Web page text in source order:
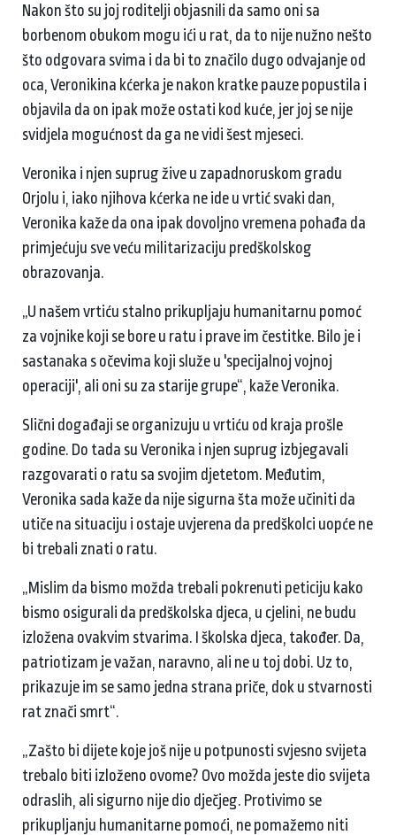
Nakon što su joj roditelji objasnili da samo oni sa
borbenom obukom mogu ići u rat, da to nije nužno nešto
što odgovara svima i da bi to značilo dugo odvajanje od
oca, Veronikina kćerka je nakon kratke pauze popustila i
objavila da on ipak može ostati kod kuće, jer joj se nije
svidjela mogućnost da ga ne vidi šest mjeseci.
Veronika i njen suprug žive u zapadnoruskom gradu
Orjolu i, iako njihova kćerka ne ide u vrtić svaki dan,
Veronika kaže da ona ipak dovoljno vremena pohađa da
primjećuju sve veću militarizaciju predškolskog
obrazovanja.
„U našem vrtiću stalno prikupljaju humanitarnu pomoć
za vojnike koji se bore u ratu i prave im čestitke. Bilo je i
sastanaka s očevima koji služe u 'specijalnoj vojnoj
operaciji', ali oni su za starije grupe“, kaže Veronika.
Slični događaji se organizuju u vrtiću od kraja prošle
godine. Do tada su Veronika i njen suprug izbjegavali
razgovarati o ratu sa svojim djetetom. Međutim,
Veronika sada kaže da nije sigurna šta može učiniti da
utiče na situaciju i ostaje uvjerena da predškolci uopće ne
bi trebali znati o ratu.
„Mislim da bismo možda trebali pokrenuti peticiju kako
bismo osigurali da predškolska djeca, u cjelini, ne budu
izložena ovakvim stvarima. I školska djeca, također. Da,
patriotizam je važan, naravno, ali ne u toj dobi. Uz to,
prikazuje im se samo jedna strana priče, dok u stvarnosti
rat znači smrt“.
„Zašto bi dijete koje još nije u potpunosti svjesno svijeta
trebalo biti izloženo ovome? Ovo možda jeste dio svijeta
odraslih, ali sigurno nije dio dječjeg. Protivimo se
prikupljanju humanitarne pomoći, ne pomažemo niti